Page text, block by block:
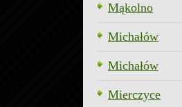
Mąkolno
Michałów
Michałów
Mierczyce